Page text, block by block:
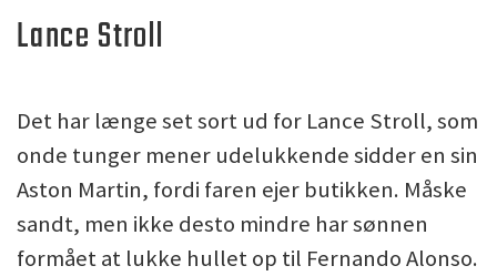
Lance Stroll
Det har længe set sort ud for Lance Stroll, som
onde tunger mener udelukkende sidder en sin
Aston Martin, fordi faren ejer butikken. Måske
sandt, men ikke desto mindre har sønnen
formået at lukke hullet op til Fernando Alonso.